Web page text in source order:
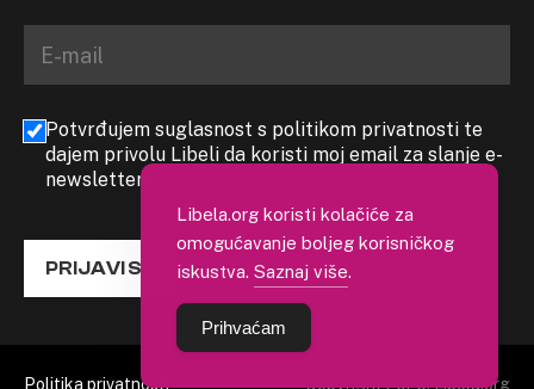
Potvrđujem suglasnost s politikom privatnosti te
dajem privolu Libeli da koristi moj email za slanje e-
newslettera
PRIJAVI SE
Politika privatnosti Copyright 2026. Libela.org
Libela.org koristi kolačiće za
omogućavanje boljeg korisničkog
iskustva. Saznaj više.
Prihvaćam